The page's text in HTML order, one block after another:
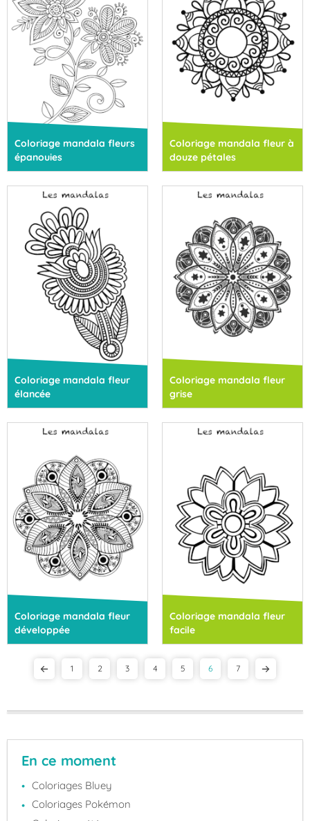
Coloriage mandala fleurs
épanouies
Coloriage mandala fleur à
douze pétales
Coloriage mandala fleur
élancée
Coloriage mandala fleur
grise
Coloriage mandala fleur
développée
Coloriage mandala fleur
facile
1 2 3 4 5 6 7
En ce moment
Coloriages Bluey
Coloriages Pokémon